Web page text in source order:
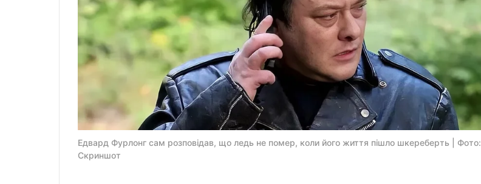
Едвард Фурлонг сам розповідав, що ледь не помер, коли його життя пішло шкереберть | Фото:
Скриншот